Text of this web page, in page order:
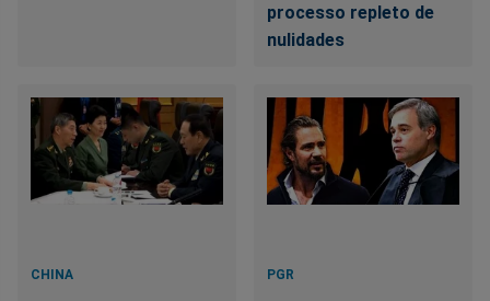
processo repleto de
nulidades
CHINA PGR